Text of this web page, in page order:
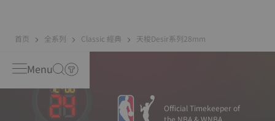
首页 全系列 Classic 經典 天梭Desir系列28mm
Menu
Official Timekeeper of
the NBA & WNBA